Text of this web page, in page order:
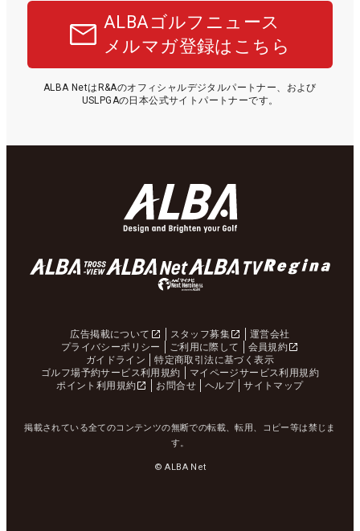
ALBAゴルフニュース
メルマガ登録はこちら
ALBA NetはR&Aのオフィシャルデジタルパートナー、および
USLPGAの日本公式サイトパートナーです。
広告掲載について スタッフ募集
運営会社
プライバシーポリシー
ご利用に際して
会員規約
ガイドライン
特定商取引法に基づく表示
ゴルフ場予約サービス利用規約
マイページサービス利用規約
ポイント利用規約
お問合せ ヘルプ サイトマップ
掲載されている全てのコンテンツの無断での転載、転用、コピー等は禁じま
す。
© ALBA Net